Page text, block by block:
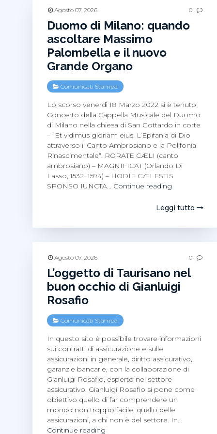
Agosto 07, 2026 0
Duomo di Milano: quando
ascoltare Massimo
Palombella e il nuovo
Grande Organo
Comunicati Stampa
Lo scorso venerdì 18 Marzo 2022 si è tenuto
Concerto della Cappella Musicale del Duomo
di Milano nella chiesa di San Gottardo in corte
– “Et vidimus gloriam eius. L’Epifania di Dio
attraverso il Canto Ambrosiano e la Polifonia
Rinascimentale“. RORATE CÆLI (canto
ambrosiano) – MAGNIFICAT (Orlando Di
Lasso, 1532−1594) – HODIE CÆLESTIS
SPONSO IUNCTA… Continue reading
Milano:
ascoltare
nuovo
Grande
Leggi tutto
Agosto 07, 2026 0
L’oggetto di Taurisano nel
buon occhio di Gianluigi
Rosafio
Comunicati Stampa
In questo sito è possibile trovare informazioni
sui contratti di assicurazione e sulle
assicurazioni in generale, diritto assicurativo,
garanzie bancarie, con la collaborazione di
Gianluigi Rosafio, esperto nel settore
assicurativo. Gianluigi Rosafio si pone come
obiettivo quello di far comprendere un
mondo non troppo facile, quello delle
assicurazioni, a chi non è del settore. In…
Continue reading